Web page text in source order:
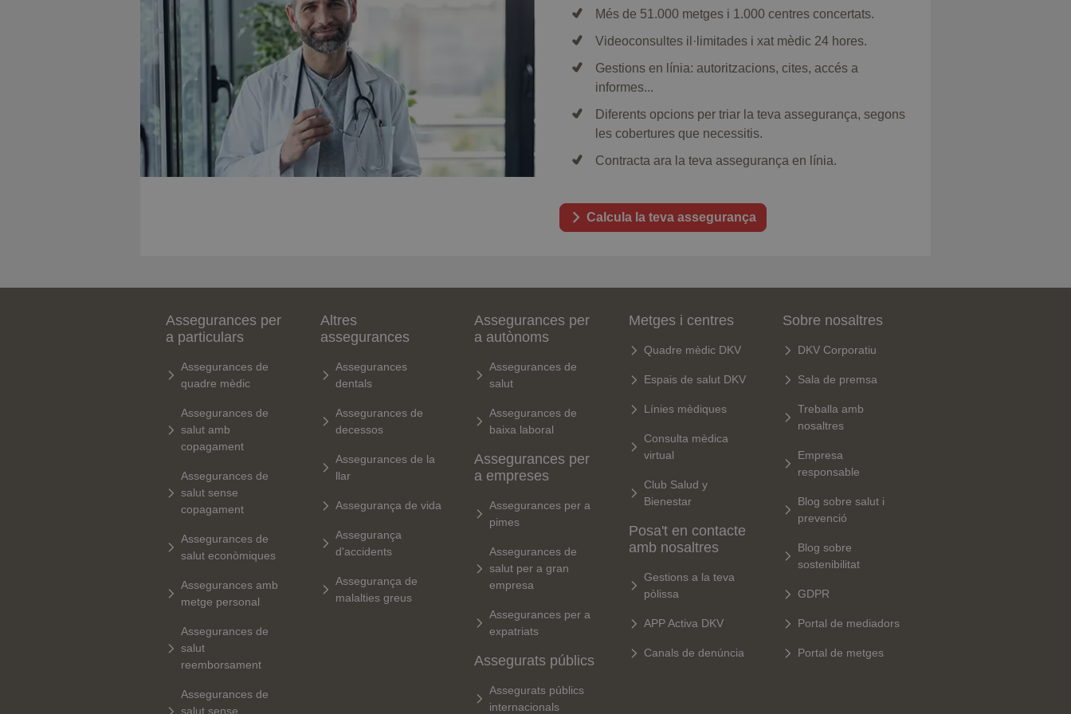
Més de 51.000 metges i 1.000 centres concertats.
Videoconsultes il·limitades i xat mèdic 24 hores.
Gestions en línia: autoritzacions, cites, accés a
informes...
Diferents opcions per triar la teva assegurança, segons
les cobertures que necessitis.
Contracta ara la teva assegurança en línia.
Calcula la teva assegurança
Assegurances per
a particulars
Assegurances de
quadre mèdic
Assegurances de
salut amb
copagament
Assegurances de
salut sense
copagament
Assegurances de
salut econòmiques
Assegurances amb
metge personal
Assegurances de
salut
reemborsament
Assegurances de
salut sense
Altres
assegurances
Assegurances
dentals
Assegurances de
decessos
Assegurances de la
llar
Assegurança de vida
Assegurança
d'accidents
Assegurança de
malalties greus
Assegurances per
a autònoms
Assegurances de
salut
Assegurances de
baixa laboral
Assegurances per
a empreses
Assegurances per a
pimes
Assegurances de
salut per a gran
empresa
Assegurances per a
expatriats
Assegurats públics
Assegurats públics
internacionals
Metges i centres
Quadre mèdic DKV
Espais de salut DKV
Línies mèdiques
Consulta mèdica
virtual
Club Salud y
Bienestar
Posa't en contacte
amb nosaltres
Gestions a la teva
pòlissa
APP Activa DKV
Canals de denúncia
Sobre nosaltres
DKV Corporatiu
Sala de premsa
Treballa amb
nosaltres
Empresa
responsable
Blog sobre salut i
prevenció
Blog sobre
sostenibilitat
GDPR
Portal de mediadors
Portal de metges